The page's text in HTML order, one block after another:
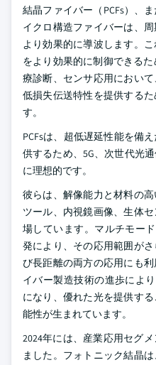
結晶ファイバー（PCFs）、
イクロ構造ファイバーは、
より効果的に導波します。
をより効果的に制御できる
療診断、センサ応用におい
低損失伝送特性を提供する
す。
PCFsは、超低遅延性能を備
供するため、5G、次世代光
に理想的です。
彼らは、解像能力と材料の
ツール、内視鏡画像、生体
場しています。マルチモー
発により、その応用範囲が
び長距離の両方の応用にも
イバー製造技術の進歩によ
になり、優れた光を提供す
能性が生まれています。
2024年には、産業応用セグ
ました。フォトニック結晶